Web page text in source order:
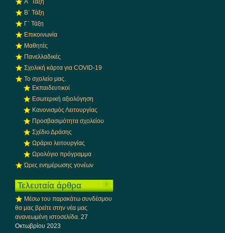
Α΄ Τάξη
Β΄ Τάξη
Γ΄ Τάξη
Επικοινωνία
Μαθητές
Πανελλαδικές
Σχολική κάρτα για COVID-19
Το σχολείο μας.
Εκπαιδευτικοί
Εσωτερική αξιολόγηση
Κανονισμός Λειτουργίας
Προσβασιμότητα σχολείου
Σχέδιο Δράσης
Ωράριο λειτουργίας
Ωρολόγιο πρόγραμμα
Ώρες ενημέρωσης γονέων
Τελευταία άρθρα
Μέσω του παρακάτω συνδέσμου
θα μας βρείτε στην νέα μας
ανανεωμένη ιστοσελίδα. 27
Οκτωβρίου 2023